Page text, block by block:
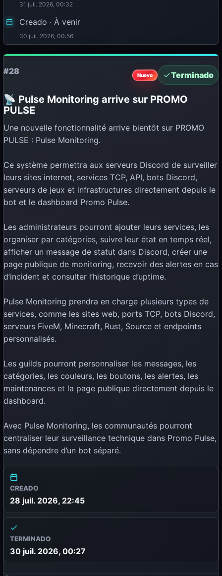
31 juil. 2026, 00:32
Creado · À venir
30 juil. 2026, 00:56
#28 Nuevo Terminado
📡 Pulse Monitoring arrive sur PROMO
PULSE
Une nouvelle fonctionnalité arrive bientôt sur PROMO
PULSE : Pulse Monitoring.
Ce système permettra aux serveurs Discord de surveiller
leurs sites internet, services TCP, API, bots Discord,
serveurs de jeux et infrastructures directement depuis le
bot et le dashboard Promo Pulse.
Les administrateurs pourront ajouter leurs services, les
organiser par catégories, suivre leur état en temps réel,
afficher un message de statut dans Discord, créer une
page publique de monitoring, recevoir des alertes en cas
d’incident et consulter l’historique d’uptime.
Pulse Monitoring prendra en charge plusieurs types de
services, comme les sites web, ports TCP, bots Discord,
serveurs FiveM, Minecraft, Rust, Source et endpoints
personnalisés.
Les guilds pourront personnaliser les messages, les
catégories, les couleurs, les boutons, les alertes, les
maintenances et la page publique directement depuis le
dashboard.
Avec Pulse Monitoring, les communautés pourront
centraliser leur surveillance technique dans Promo Pulse,
sans dépendre d’un bot séparé.
CREADO
28 juil. 2026, 22:45
TERMINADO
30 juil. 2026, 00:27